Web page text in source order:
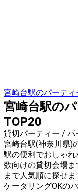
宮崎台駅のパーティ
宮崎台駅の
TOP20
貸切パーティー / パ
宮崎台駅(神奈川県)
駅の便利でおしゃ
数向けの貸切会場
まで人気順に探せ
ケータリングOKの